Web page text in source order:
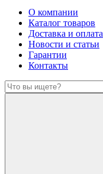
О компании
Каталог товаров
Доставка и оплата
Новости и статьи
Гарантии
Контакты